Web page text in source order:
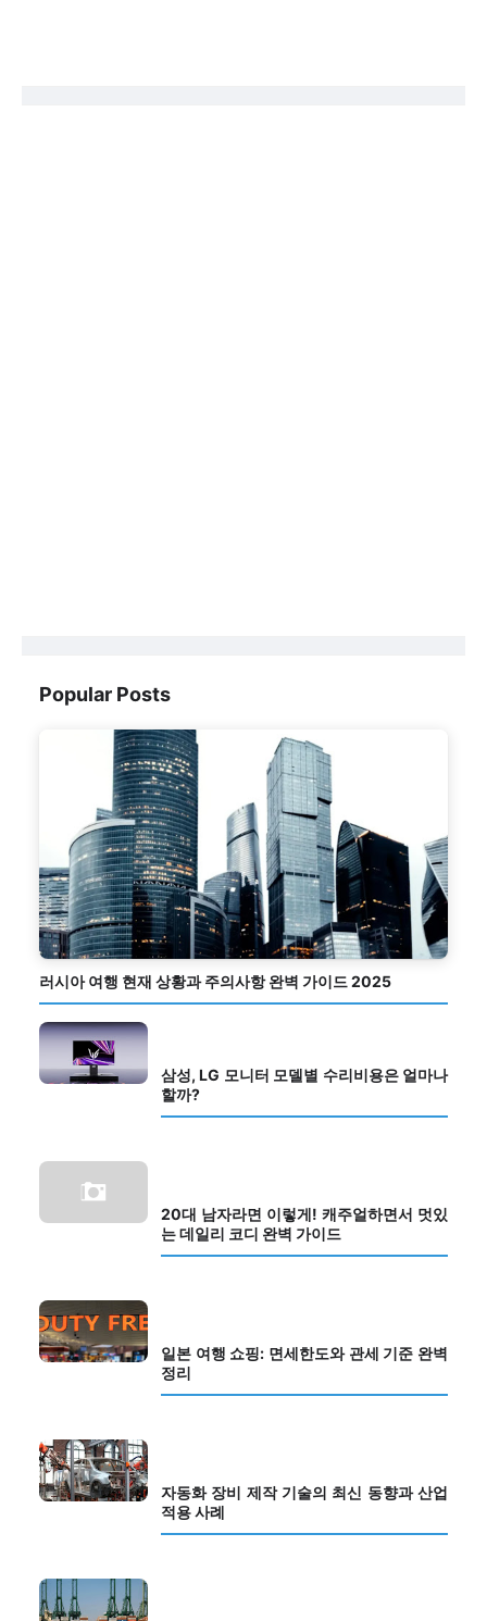
Popular Posts
러시아 여행 현재 상황과 주의사항 완벽 가이드 2025
삼성, LG 모니터 모델별 수리비용은 얼마나
할까?
20대 남자라면 이렇게! 캐주얼하면서 멋있
는 데일리 코디 완벽 가이드
일본 여행 쇼핑: 면세한도와 관세 기준 완벽
정리
자동화 장비 제작 기술의 최신 동향과 산업
적용 사례